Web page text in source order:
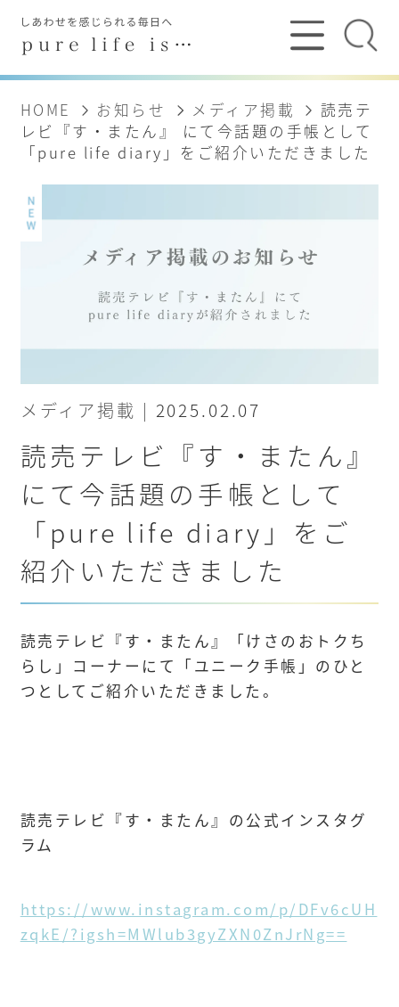
HOME お知らせ メディア掲載
読売テ
レビ『す・またん』 にて今話題の手帳として
「pure life diary」をご紹介いただきました
メディア掲載 | 2025.02.07
読売テレビ『す・またん』
にて今話題の手帳として
「pure life diary」をご
紹介いただきました
読売テレビ『す・またん』「けさのおトクち
らし」コーナーにて「ユニーク手帳」のひと
つとしてご紹介いただきました。
読売テレビ『す・またん』の公式インスタグ
ラム
https://www.instagram.com/p/DFv6cUH
zqkE/?igsh=MWlub3gyZXN0ZnJrNg==